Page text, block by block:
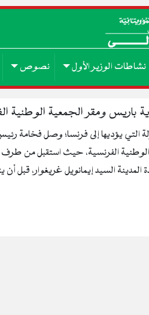
نشاطات الوزير الأول نصوص
باريس ومقر الجمعية الوطنية
التي يؤديها إلى فرنسا؛ وصل فخامة
الفرنسية، حيث استقبل من طرف
المدينة السيد إيمانويل غريغوار، قبل